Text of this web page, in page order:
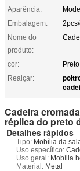
Aparência:
Embalagem:
Nome do
produto:
cor:
Realçar:
Cadeira
réplica do preto
Detalhes rápidos
Tipo: Mobília da
Uso específico:
Uso geral: Mobília
Material: Metal